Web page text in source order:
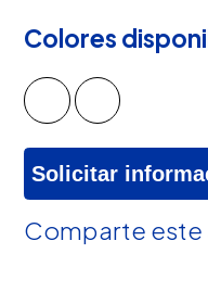
Colores
Solicitar
Comparte